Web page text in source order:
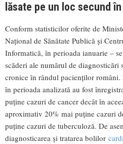
lăsate pe un loc secund
Conform statisticilor oferite de
Național de Sănătate Publică și
Informatică, în perioada ianuarie –
scăderi ale numărul de
cronice în rândul pacienților
în perioada analizată au fost
puține cazuri de cancer decât în
aproximativ 20% mai puține cazuri
puține cazuri de tuberculoză. De
diagnosticarea și tratarea bolilor